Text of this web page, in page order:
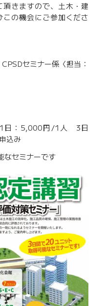
きますので、土木・建
の機会にご参加くださ
セミナー係〈担当：
日：5,000円/1人 3日
込み
セミナーです